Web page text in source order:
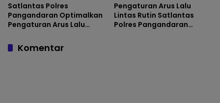
Satlantas Polres
Pangandaran Optimalkan
Pengaturan Arus Lalu
Aktivitas Masyarakat Pagi
Pengaturan Arus Lalu
Lintas Rutin Satlantas
Polres Pangandaran
Komentar